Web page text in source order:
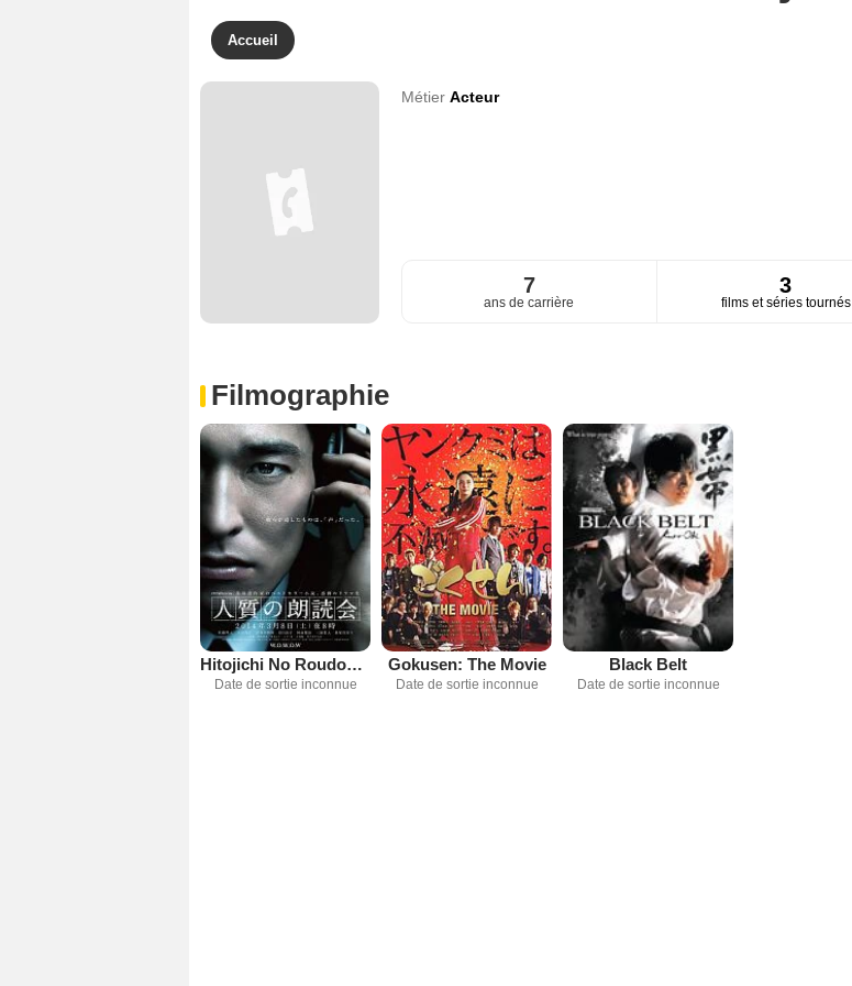
Accueil
Métier Acteur
7
ans de carrière
3
films et séries tournés
Filmographie
Hitojichi No Roudokukai
Date de sortie inconnue
Gokusen: The Movie
Date de sortie inconnue
Black Belt
Date de sortie inconnue